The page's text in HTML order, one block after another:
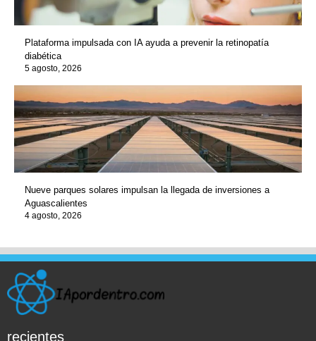
Plataforma impulsada con IA ayuda a prevenir la retinopatía
diabética
5 agosto, 2026
Nueve parques solares impulsan la llegada de inversiones a
Aguascalientes
4 agosto, 2026
recientes